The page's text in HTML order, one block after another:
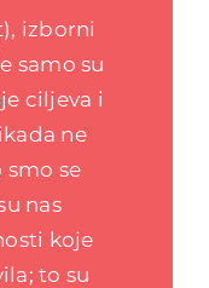
izborni
samo su
ciljeva i
ne
se
nas
koje
to su